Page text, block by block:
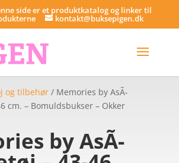
side er et produktkatalog og linker til
kontakt@buksepigen.dk
og tilbehør/ Memories by AsÃ­
cm. – Bomuldsbukser – Okker
by AsÃ­